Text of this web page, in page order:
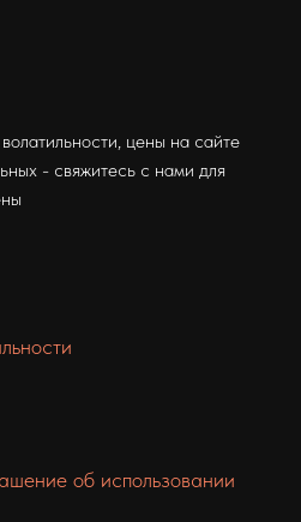
цены на сайте
- свяжитесь с нами для
об использовании